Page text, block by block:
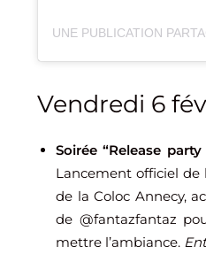
Vendredi 6
Soirée “Release
Lancement officiel
de la Coloc Annecy,
de @fantazfantaz
mettre l’ambiance.